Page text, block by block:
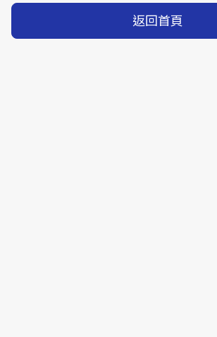
返回首頁